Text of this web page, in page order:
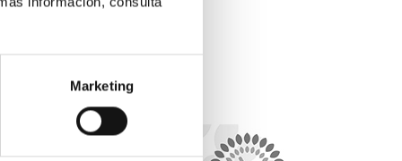
Marketing